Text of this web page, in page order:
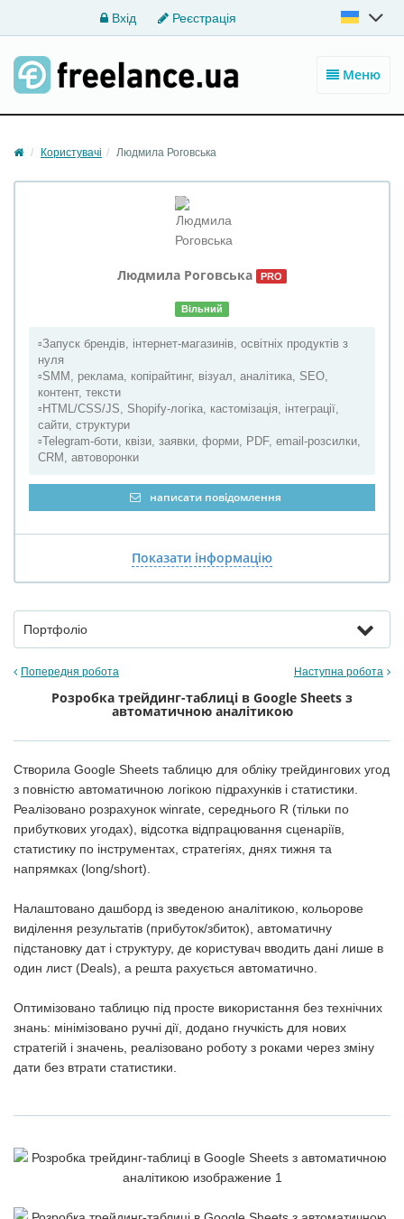
Вхід Реєстрація
Меню
Користувачі Людмила Роговська
Людмила Роговська PRO
Вільний
▫️Запуск брендів, інтернет-магазинів, освітніх продуктів з
нуля
▫️SMM, реклама, копірайтинг, візуал, аналітика, SEO,
контент, тексти
▫️HTML/CSS/JS, Shopify-логіка, кастомізація, інтеграції,
сайти, структури
▫️Telegram-боти, квізи, заявки, форми, PDF, email-розсилки,
CRM, автоворонки
написати повідомлення
Показати інформацію
Портфоліо
Попередня робота Наступна робота
Розробка трейдинг-таблиці в Google Sheets з
автоматичною аналітикою
Створила Google Sheets таблицю для обліку трейдингових угод
з повністю автоматичною логікою підрахунків і статистики.
Реалізовано розрахунок winrate, середнього R (тільки по
прибуткових угодах), відсотка відпрацювання сценаріїв,
статистику по інструментах, стратегіях, днях тижня та
напрямках (long/short).
Налаштовано дашборд із зведеною аналітикою, кольорове
виділення результатів (прибуток/збиток), автоматичну
підстановку дат і структуру, де користувач вводить дані лише в
один лист (Deals), а решта рахується автоматично.
Оптимізовано таблицю під просте використання без технічних
знань: мінімізовано ручні дії, додано гнучкість для нових
стратегій і значень, реалізовано роботу з роками через зміну
дати без втрати статистики.